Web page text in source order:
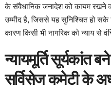
के संवैधानिक जनादेश को कायम रखने
उम्मीद है, जिससे यह सुनिश्चित हो सके
कारण किसी भी नागरिक को न्याय से
न्यायमूर्ति सूर्यकांत
सर्विसेज कमेटी के